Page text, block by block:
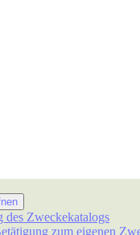
des Zweckekatalogs
zum eigenen